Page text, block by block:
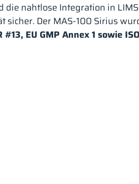
die nahtlose Integration in
Der MAS-100 Sirius
#13, EU GMP Annex 1 sowie